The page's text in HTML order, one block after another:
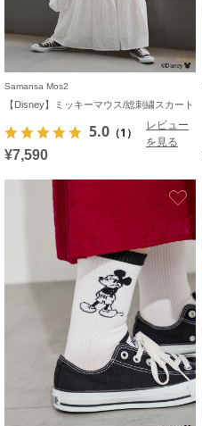
Samansa Mos2
【Disney】ミッキーマウス/総刺繍スカート
5.0 （1）
レビュー
を見る
¥7,590